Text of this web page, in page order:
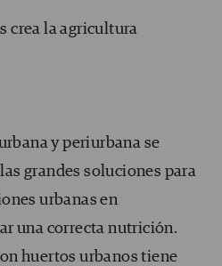
crea la agricultura
y periurbana se
grandes soluciones para
urbanas en
una correcta nutrición.
huertos urbanos tiene